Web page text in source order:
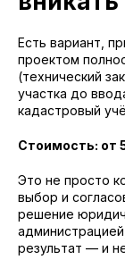
Есть вариант,
проектом
(технический
участка до
кадастровый
Стоимость: от
Это не просто
выбор и
решение
результат — и